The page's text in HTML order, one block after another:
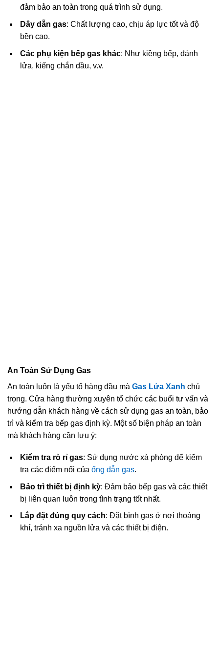
đảm bảo an toàn trong quá trình sử dụng.
Dây dẫn gas: Chất lượng cao, chịu áp lực tốt và độ
bền cao.
Các phụ kiện bếp gas khác: Như kiềng bếp, đánh
lửa, kiếng chắn dầu, v.v.
An Toàn Sử Dụng Gas
An toàn luôn là yếu tố hàng đầu mà Gas Lửa Xanh chú
trọng. Cửa hàng thường xuyên tổ chức các buổi tư vấn và
hướng dẫn khách hàng về cách sử dụng gas an toàn, bảo
trì và kiểm tra bếp gas định kỳ. Một số biện pháp an toàn
mà khách hàng cần lưu ý:
Kiểm tra rò rỉ gas: Sử dụng nước xà phòng để kiểm
tra các điểm nối của ống dẫn gas.
Bảo trì thiết bị định kỳ: Đảm bảo bếp gas và các thiết
bị liên quan luôn trong tình trạng tốt nhất.
Lắp đặt đúng quy cách: Đặt bình gas ở nơi thoáng
khí, tránh xa nguồn lửa và các thiết bị điện.